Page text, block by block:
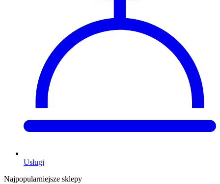
Usługi
Najpopularniejsze sklepy